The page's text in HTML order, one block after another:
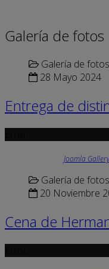
Galería de fotos
Galería de fotos
28 Mayo 2024
Entrega de
Joomla Gallery
Galería de fotos
20 Noviembre
Cena de